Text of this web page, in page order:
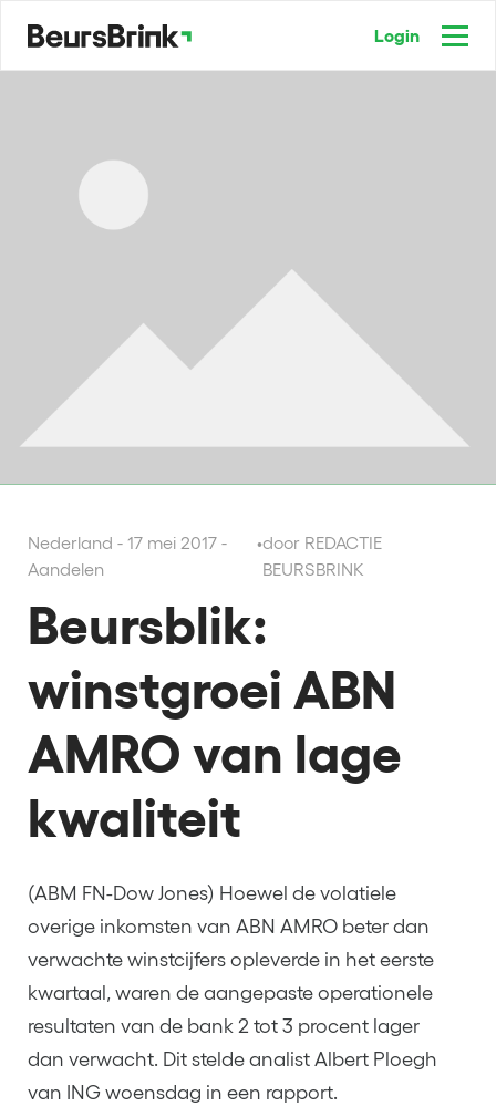
Login
Nederland - 17 mei 2017 -
Aandelen
•door REDACTIE
BEURSBRINK
Beursblik:
winstgroei ABN
AMRO van lage
kwaliteit
(ABM FN-Dow Jones) Hoewel de volatiele
overige inkomsten van ABN AMRO beter dan
verwachte winstcijfers opleverde in het eerste
kwartaal, waren de aangepaste operationele
resultaten van de bank 2 tot 3 procent lager
dan verwacht. Dit stelde analist Albert Ploegh
van ING woensdag in een rapport.